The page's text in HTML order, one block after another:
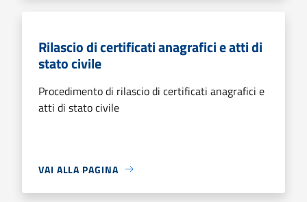
Rilascio di certificati anagrafici e atti di
stato civile
Procedimento di rilascio di certificati anagrafici e
atti di stato civile
VAI ALLA PAGINA